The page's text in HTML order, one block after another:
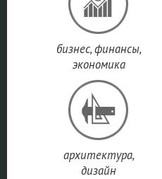
бизнес, финансы,
экономика
архитектура,
дизайн